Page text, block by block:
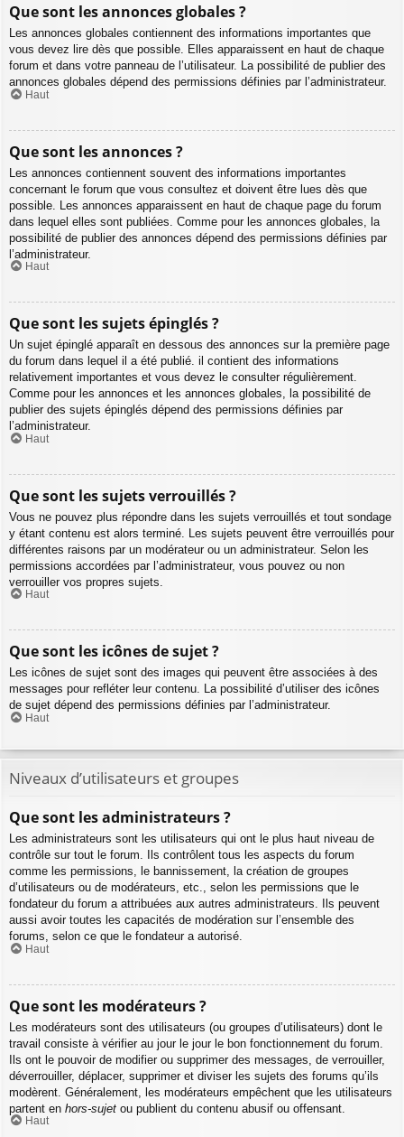
Que sont les annonces globales ?
Les annonces globales contiennent des informations importantes que
vous devez lire dès que possible. Elles apparaissent en haut de chaque
forum et dans votre panneau de l’utilisateur. La possibilité de publier des
annonces globales dépend des permissions définies par l’administrateur.
Haut
Que sont les annonces ?
Les annonces contiennent souvent des informations importantes
concernant le forum que vous consultez et doivent être lues dès que
possible. Les annonces apparaissent en haut de chaque page du forum
dans lequel elles sont publiées. Comme pour les annonces globales, la
possibilité de publier des annonces dépend des permissions définies par
l’administrateur.
Haut
Que sont les sujets épinglés ?
Un sujet épinglé apparaît en dessous des annonces sur la première page
du forum dans lequel il a été publié. il contient des informations
relativement importantes et vous devez le consulter régulièrement.
Comme pour les annonces et les annonces globales, la possibilité de
publier des sujets épinglés dépend des permissions définies par
l’administrateur.
Haut
Que sont les sujets verrouillés ?
Vous ne pouvez plus répondre dans les sujets verrouillés et tout sondage
y étant contenu est alors terminé. Les sujets peuvent être verrouillés pour
différentes raisons par un modérateur ou un administrateur. Selon les
permissions accordées par l’administrateur, vous pouvez ou non
verrouiller vos propres sujets.
Haut
Que sont les icônes de sujet ?
Les icônes de sujet sont des images qui peuvent être associées à des
messages pour refléter leur contenu. La possibilité d’utiliser des icônes
de sujet dépend des permissions définies par l’administrateur.
Haut
Niveaux d’utilisateurs et groupes
Que sont les administrateurs ?
Les administrateurs sont les utilisateurs qui ont le plus haut niveau de
contrôle sur tout le forum. Ils contrôlent tous les aspects du forum
comme les permissions, le bannissement, la création de groupes
d’utilisateurs ou de modérateurs, etc., selon les permissions que le
fondateur du forum a attribuées aux autres administrateurs. Ils peuvent
aussi avoir toutes les capacités de modération sur l’ensemble des
forums, selon ce que le fondateur a autorisé.
Haut
Que sont les modérateurs ?
Les modérateurs sont des utilisateurs (ou groupes d’utilisateurs) dont le
travail consiste à vérifier au jour le jour le bon fonctionnement du forum.
Ils ont le pouvoir de modifier ou supprimer des messages, de verrouiller,
déverrouiller, déplacer, supprimer et diviser les sujets des forums qu’ils
modèrent. Généralement, les modérateurs empêchent que les utilisateurs
partent en hors-sujet ou publient du contenu abusif ou offensant.
Haut